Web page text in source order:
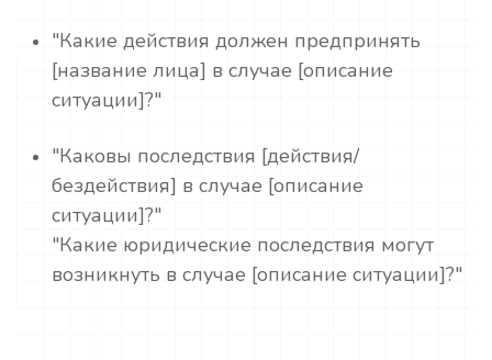
"Какие действия должен предпринять
[название лица] в случае [описание
ситуации]?"
"Каковы последствия [действия/
бездействия] в случае [описание
ситуации]?"
"Какие юридические последствия могут
возникнуть в случае [описание ситуации]?"